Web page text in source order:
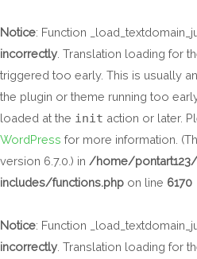
Notice: Function
incorrectly . Translation loading for
triggered too early. This is usually
the plugin or theme running too
loaded at the init action or later.
WordPress for more information.
version 6.7.0.) in /home/
includes/functions.php on line 6170
Notice: Function
incorrectly . Translation loading for
to
content